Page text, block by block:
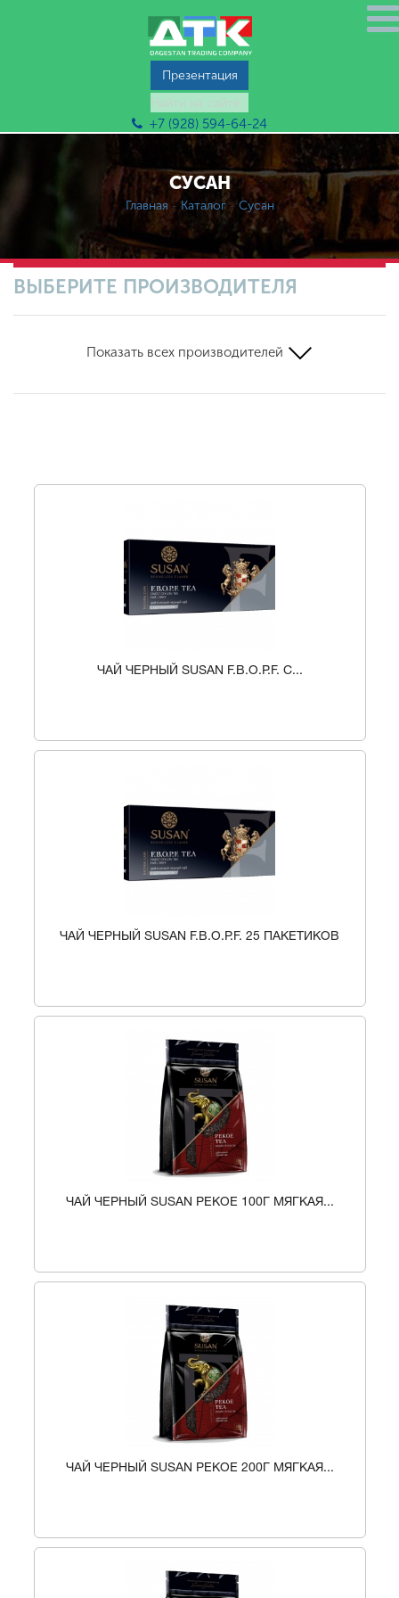
Презентация
+7 (928) 594-64-24
Заказать звонок
СУСАН
Главная -Каталог- Сусан
ВЫБЕРИТЕ ПРОИЗВОДИТЕЛЯ
Показать всех производителей
ЧАЙ ЧЕРНЫЙ SUSAN F.B.O.P.F. С...
ЧАЙ ЧЕРНЫЙ SUSAN F.B.O.P.F. 25 ПАКЕТИКОВ
ЧАЙ ЧЕРНЫЙ SUSAN PEKOE 100Г МЯГКАЯ...
ЧАЙ ЧЕРНЫЙ SUSAN PEKOE 200Г МЯГКАЯ...